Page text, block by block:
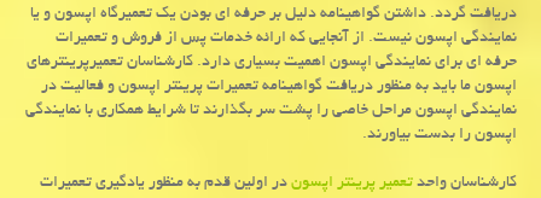
دریافت گردد. داشتن گواهینامه دلیل بر حرفه ای بودن یک تعمیرگاه اپسون و یا
نمایندگی اپسون نیست. از آنجایی که ارائه خدمات پس از فروش و تعمیرات
حرفه ای برای نمایندگی اپسون اهمیت بسیاری دارد. کارشناسان تعمیرپرینترهای
اپسون ما باید به منظور دریافت گواهینامه تعمیرات پرینتر اپسون و فعالیت در
نمایندگی اپسون مراحل خاصی را پشت سر بگذارند تا شرایط همکاری با نمایندگی
اپسون را بدست بیاورند.
کارشناسان واحدتعمیر پرینتر اپسوندر اولین قدم به منظور یادگیری تعمیرات